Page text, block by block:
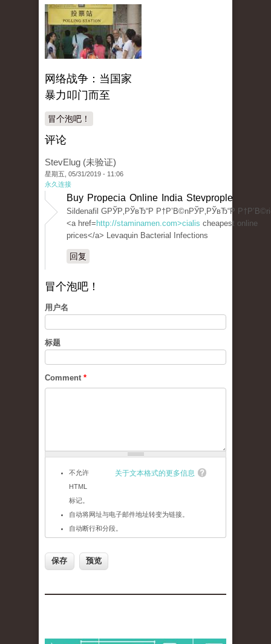
网络战争：当国家
暴力叩门而至
冒个泡吧！
评论
StevElug (未验证)
星期五, 05/31/2019 - 11:06
永久连接
Buy Propecia Online India Stevprople
Sildenafil GРЎР‚РЎвЂ“Р Р†Р’В©nРЎР‚РЎвЂ“Р
<a href= http://staminamen.com>cialis cheapest online
prices</a> Levaquin Bacterial Infections
回复
冒个泡吧！
用户名
标题
Comment *
关于文本格式的更多信息
不允许
HTML
标记。
自动将网址与电子邮件地址转变为链接。
自动断行和分段。